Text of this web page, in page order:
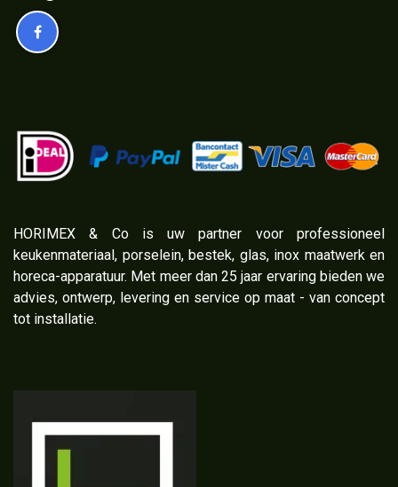
​HORIMEX & Co is uw partner voor professioneel
keukenmateriaal, porselein, bestek, glas, inox maatwerk en
horeca-apparatuur. Met meer dan 25 jaar ervaring bieden we
advies, ontwerp, levering en service op maat - van concept
tot installatie.